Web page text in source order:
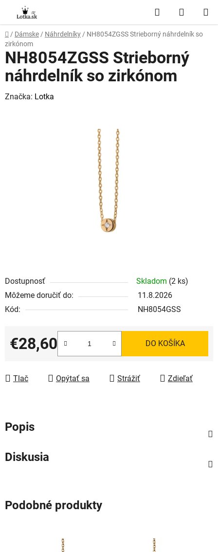
obsah
Hľadať
KOŠÍK
Domov
/ Dámske / Náhrdelníky / NH8054ZGSS Strieborný náhrdelník so
zirkónom
Dostupnosť Skladom (2 ks)
Môžeme doručiť do:
11.8.2026
Kód:
NH8054GSS
€28,60
Jednotková cena:
DO KOŠÍKA
Tlač Opýtať sa Strážiť Zdieľať
NH8054ZGSS Strieborný
náhrdelník so zirkónom
Značka: Lotka
Popis
Diskusia
Podobné produkty